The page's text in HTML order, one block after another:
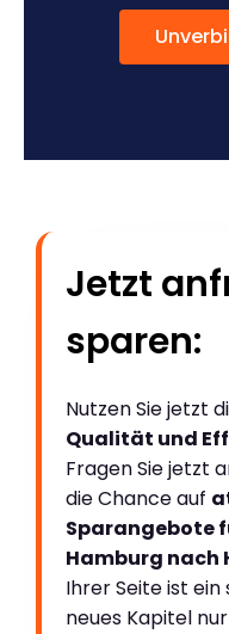
Jetzt
sparen:
Nutzen Sie jetzt
Qualität und
Fragen Sie jetzt
die Chance auf
Sparangebote
Hamburg nach
Ihrer Seite ist
neues Kapitel